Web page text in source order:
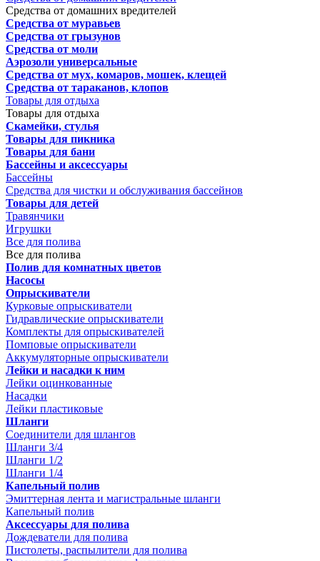
Средства от домашних вредителей
Средства от муравьев
Средства от грызунов
Средства от моли
Аэрозоли универсальные
Средства от мух, комаров, мошек, клещей
Средства от тараканов, клопов
Товары для отдыха
Товары для отдыха
Скамейки, стулья
Товары для пикника
Товары для бани
Бассейны и аксессуары
Бассейны
Средства для чистки и обслуживания бассейнов
Товары для детей
Травянчики
Игрушки
Все для полива
Все для полива
Полив для комнатных цветов
Насосы
Опрыскиватели
Курковые опрыскиватели
Гидравлические опрыскиватели
Комплекты для опрыскивателей
Помповые опрыскиватели
Аккумуляторные опрыскиватели
Лейки и насадки к ним
Лейки оцинкованные
Насадки
Лейки пластиковые
Шланги
Соединители для шлангов
Шланги 3/4
Шланги 1/2
Шланги 1/4
Капельный полив
Эмиттерная лента и магистральные шланги
Капельный полив
Аксессуары для полива
Дождеватели для полива
Пистолеты, распылители для полива